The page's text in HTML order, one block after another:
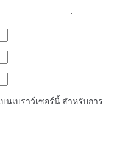
นเบราว์เซอร์นี้ สำหรับการ